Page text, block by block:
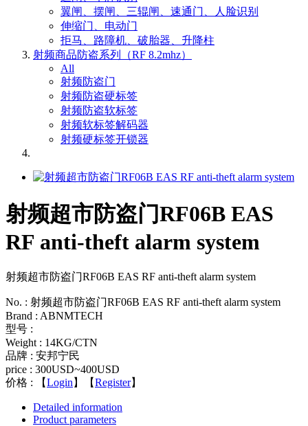
翼闸、摆闸、三辊闸、速通门、人脸识别
伸缩门、电动门
拒马、路障机、破胎器、升降柱
射频商品防盗系列（RF 8.2mhz）
All
射频防盗门
射频防盗硬标签
射频防盗软标签
射频软标签解码器
射频硬标签开锁器
射频超市防盗门RF06B EAS
RF anti-theft alarm system
射频超市防盗门RF06B EAS RF anti-theft alarm system
No. : 射频超市防盗门RF06B EAS RF anti-theft alarm system
Brand : ABNMTECH
型号 :
Weight : 14KG/CTN
品牌 : 安邦宁民
price : 300USD~400USD
价格 :
【Login 】【Register】
Detailed information
Product parameters